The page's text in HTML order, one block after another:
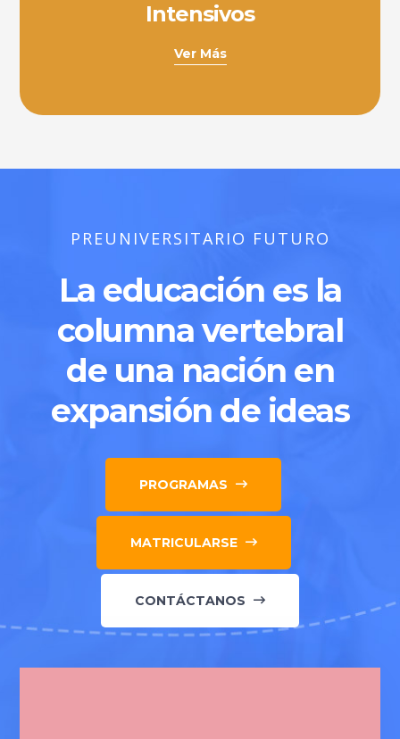
Intensivos
Ver Más
PREUNIVERSITARIO FUTURO
La educación es la
columna vertebral
de una nación en
expansión de ideas
PROGRAMAS
MATRICULARSE
CONTÁCTANOS